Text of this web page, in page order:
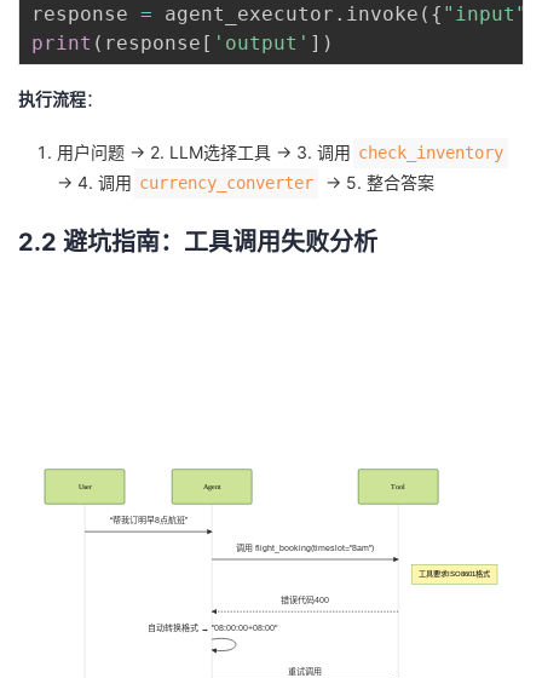
response = agent_executor . invoke ( { "input"
print ( response [ 'output' ] )
执行流程：
用户问题 → 2. LLM选择工具 → 3. 调用 check_inventory
→ 4. 调用 currency_converter → 5. 整合答案
2.2 避坑指南：工具调用失败分析
User Agent Tool
“帮我订明早8点航班”
调用 flight_booking(timeslot="8am")
工具要求ISO8601格式
错误代码400
自动转换格式 → "08:00:00+08:00"
重试调用